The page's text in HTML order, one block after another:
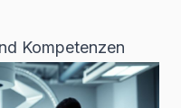
Kompetenzen